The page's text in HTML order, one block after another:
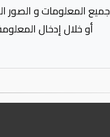
جميع المعلومات و الصور
أو خلال إدخال